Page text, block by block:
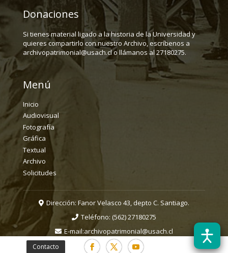
Contacto
Donaciones
Si tienes material ligado a la historia de la Universidad y
quieres compartirlo con nuestro Archivo, escríbenos a
archivopatrimonial@usach.cl o llámanos al 27180275.
Menú
Inicio
Audiovisual
Fotografía
Gráfica
Textual
Archivo
Solicitudes
Dirección: Fanor Velasco 43, depto C. Santiago.
Teléfono: (562) 27180275
E-mail:archivopatrimonial@usach.cl